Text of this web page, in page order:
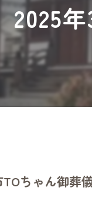
2025
TOちゃん御葬